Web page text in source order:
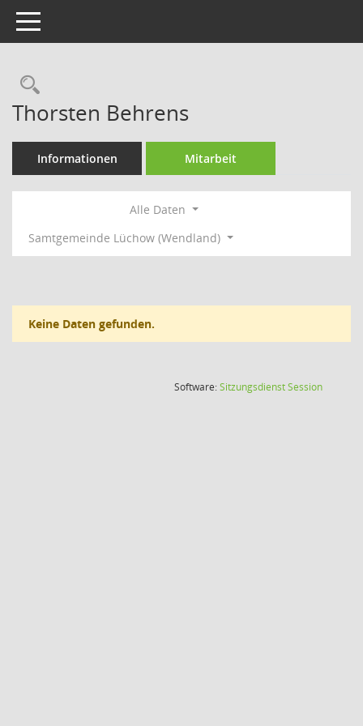
Toggle navigation
Rechercheauswahl
Thorsten Behrens
Informationen Mitarbeit
Alle Daten
Samtgemeinde Lüchow (Wendland)
Keine Daten gefunden.
Software:SitzungsdienstSession(Wird in